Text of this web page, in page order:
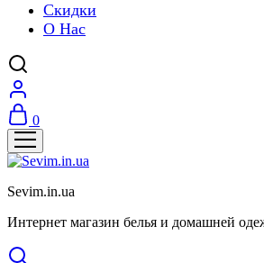
Скидки
О Нас
0
Sevim.in.ua
Интернет магазин белья и домашней